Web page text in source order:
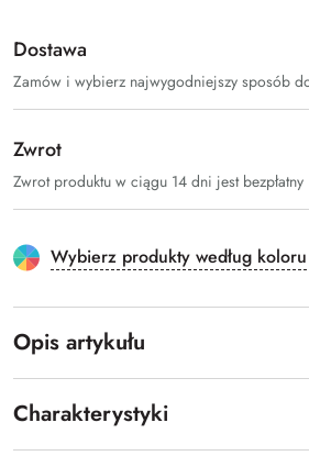
Dostawa
Zamów i wybierz najwygodniejszy sposób
Zwrot
Zwrot produktu w ciągu 14 dni jest bezpłatny
Wybierz produkty według koloru
Opis artykułu
Charakterystyki